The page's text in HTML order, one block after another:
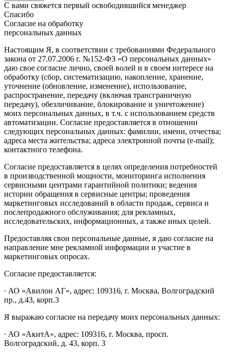
С вами свяжется первый освободившийся менеджер
Спасибо
Согласие на обработку
персональных данных
Настоящим Я, в соответствии с требованиями Федерального
закона от 27.07.2006 г. №152-ФЗ «О персональных данных»
даю свое согласие лично, своей волей и в своем интересе на
обработку (сбор, систематизацию, накопление, хранение,
уточнение (обновление, изменение), использование,
распространение, передачу (включая трансграничную
передачу), обезличивание, блокирование и уничтожение)
моих персональных данных, в т.ч. с использованием средств
автоматизации. Согласие предоставляется в отношении
следующих персональных данных: фамилии, имени, отчества;
адреса места жительства; адреса электронной почты (e-mail);
контактного телефона.
Согласие предоставляется в целях определения потребностей
в производственной мощности, мониторинга исполнения
сервисными центрами гарантийной политики; ведения
истории обращения в сервисные центры; проведения
маркетинговых исследований в области продаж, сервиса и
послепродажного обслуживания; для рекламных,
исследовательских, информационных, а также иных целей.
Предоставляя свои персональные данные, я даю согласие на
направление мне рекламной информации и участие в
маркетинговых опросах.
Согласие предоставляется:
∙ АО «Авилон АГ», адрес: 109316, г. Москва, Волгоградский
пр., д.43, корп.3
Я выражаю согласие на передачу моих персональных данных:
∙ АО «АкитА», адрес: 109316, г. Москва, просп.
Волгоградский, д. 43, корп. 3